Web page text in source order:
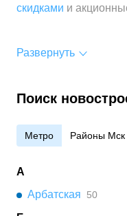
скидками и
Развернуть
Поиск
Метро Районы Мск
А
Арбатская
50